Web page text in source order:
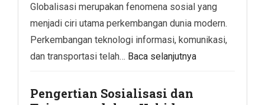
Globalisasi merupakan fenomena sosial yang
menjadi ciri utama perkembangan dunia modern.
Perkembangan teknologi informasi, komunikasi,
dan transportasi telah… Baca selanjutnya
Pengertian Sosialisasi dan